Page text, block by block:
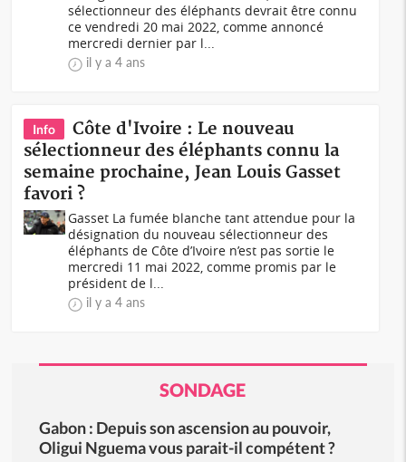
sélectionneur des éléphants devrait être connu
ce vendredi 20 mai 2022, comme annoncé
mercredi dernier par l...
il y a 4 ans
Info
Côte d'Ivoire : Le nouveau
sélectionneur des éléphants connu la
semaine prochaine, Jean Louis Gasset
favori ?
Gasset La fumée blanche tant attendue pour la
désignation du nouveau sélectionneur des
éléphants de Côte d’Ivoire n’est pas sortie le
mercredi 11 mai 2022, comme promis par le
président de l...
il y a 4 ans
SONDAGE
Gabon : Depuis son ascension au pouvoir,
Oligui Nguema vous parait-il compétent ?